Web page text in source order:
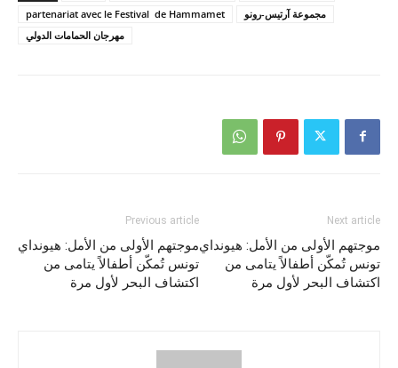
partenariat avec le Festival de Hammamet
مجموعة آرتيس-رونو
مهرجان الحمامات الدولي
Previous article
موجتهم الأولى من الأمل: هيونداي
تونس تُمكّن أطفالاً يتامى من
اكتشاف البحر لأول مرة
Next article
موجتهم الأولى من الأمل: هيونداي
تونس تُمكّن أطفالاً يتامى من
اكتشاف البحر لأول مرة